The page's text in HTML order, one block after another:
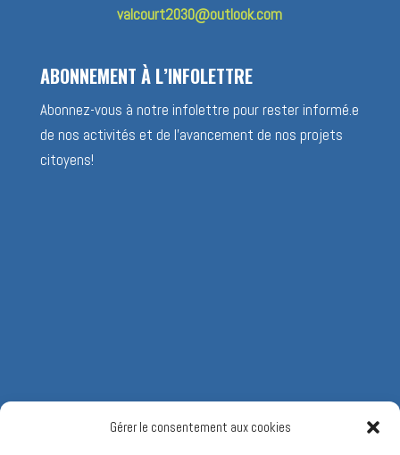
Gérer le consentement aux cookies
valcourt2030@outlook.com
ABONNEMENT À L’INFOLETTRE
Abonnez-vous à notre infolettre pour rester informé.e
de nos activités et de l’avancement de nos projets
citoyens!